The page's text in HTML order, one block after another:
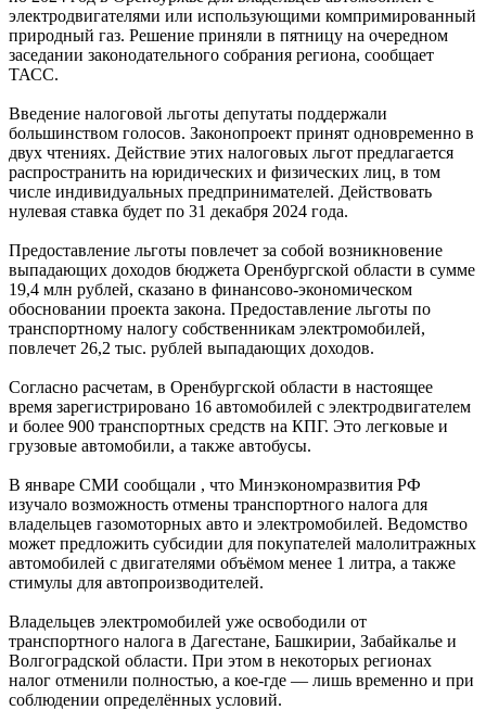
электродвигателями или использующими компримированный
природный газ. Решение приняли в пятницу на очередном
заседании законодательного собрания региона, сообщает
ТАСС.
Введение налоговой льготы депутаты поддержали
большинством голосов. Законопроект принят одновременно в
двух чтениях. Действие этих налоговых льгот предлагается
распространить на юридических и физических лиц, в том
числе индивидуальных предпринимателей. Действовать
нулевая ставка будет по 31 декабря 2024 года.
Предоставление льготы повлечет за собой возникновение
выпадающих доходов бюджета Оренбургской области в сумме
19,4 млн рублей, сказано в финансово-экономическом
обосновании проекта закона. Предоставление льготы по
транспортному налогу собственникам электромобилей,
повлечет 26,2 тыс. рублей выпадающих доходов.
Согласно расчетам, в Оренбургской области в настоящее
время зарегистрировано 16 автомобилей с электродвигателем
и более 900 транспортных средств на КПГ. Это легковые и
грузовые автомобили, а также автобусы.
В январе СМИ сообщали , что Минэкономразвития РФ
изучало возможность отмены транспортного налога для
владельцев газомоторных авто и электромобилей. Ведомство
может предложить субсидии для покупателей малолитражных
автомобилей с двигателями объёмом менее 1 литра, а также
стимулы для автопроизводителей.
Владельцев электромобилей уже освободили от
транспортного налога в Дагестане, Башкирии, Забайкалье и
Волгоградской области. При этом в некоторых регионах
налог отменили полностью, а кое-где — лишь временно и при
соблюдении определённых условий.